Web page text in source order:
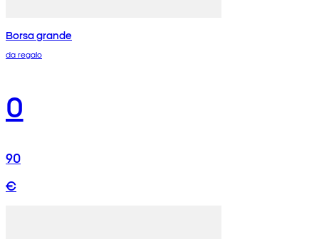
Borsa grande
da regalo
0
90
€